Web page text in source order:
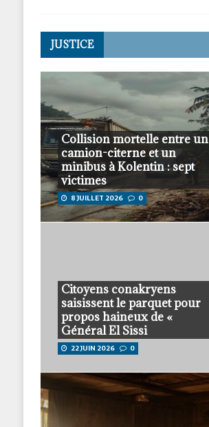
JUSTICE
Collision mortelle entre un
camion-citerne et un
minibus à Kolentin : sept
victimes
8 JUILLET 2026 0
Citoyens conakryens
saisissent le parquet pour
propos haineux de «
Général El Sissi
22 JUIN 2026 0